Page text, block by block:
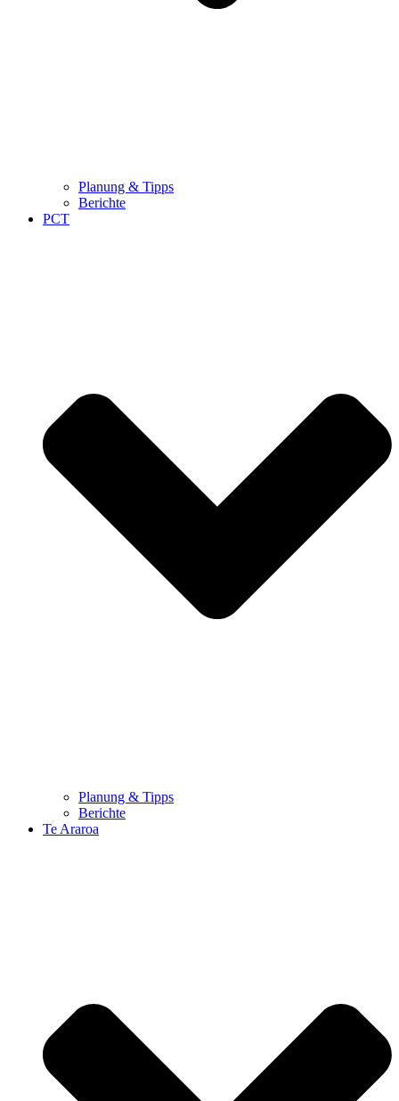
Planung & Tipps
Berichte
PCT
Planung & Tipps
Berichte
Te Araroa